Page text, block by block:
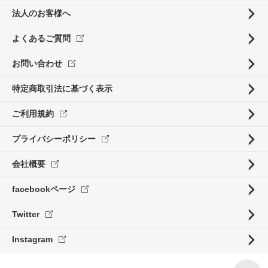
法人のお客様へ
よくあるご質問
お問い合わせ
特定商取引法に基づく表示
ご利用規約
プライバシーポリシー
会社概要
facebookページ
Twitter
Instagram